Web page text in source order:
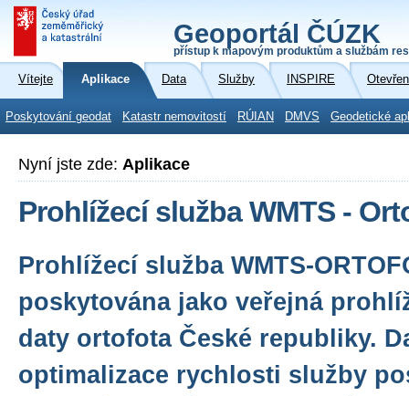
Geoportál ČÚZK
přístup k mapovým produktům a službám
Vítejte Aplikace Data Služby INSPIRE
Poskytování geodat Katastr nemovitostí RÚIAN DMVS Geodetické
Nyní jste zde: Aplikace
Prohlížecí služba WMTS -
Prohlížecí služba WMTS-
poskytována jako veřejná
daty ortofota České republiky.
optimalizace rychlosti služby